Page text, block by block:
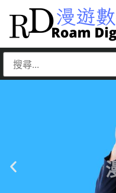
一起跟著數位教練蔡正信
| 蘋果教學 | Evernote教學